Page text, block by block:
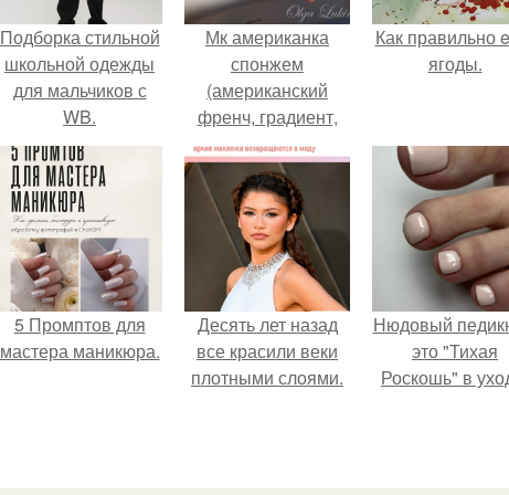
Подборка стильной
школьной одежды
для мальчиков с
WB.
Мк американка
спонжем
(американский
френч, градиент,
омбре).
Как правильно
ягоды.
5 Промптов для
мастера маникюра.
Десять лет назад
все красили веки
плотными слоями.
Нюдовый
это "Тихая
Роскошь" в